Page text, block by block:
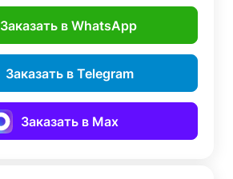
Заказать в WhatsApp
Заказать в Telegram
Заказать в Max